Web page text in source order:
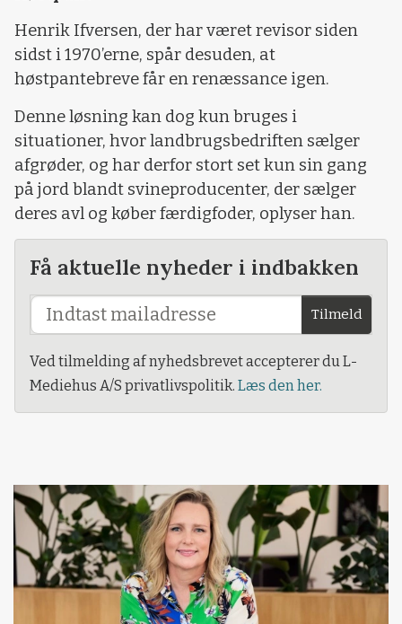
Henrik Ifversen, der har været revisor siden
sidst i 1970’erne, spår desuden, at
høstpantebreve får en renæssance igen.
Denne løsning kan dog kun bruges i
situationer, hvor landbrugsbedriften sælger
afgrøder, og har derfor stort set kun sin gang
på jord blandt svineproducenter, der sælger
deres avl og køber færdigfoder, oplyser han.
Få aktuelle nyheder i indbakken
Tilmeld
Ved tilmelding af nyhedsbrevet accepterer du L-
Mediehus A/S privatlivspolitik. Læs den her.